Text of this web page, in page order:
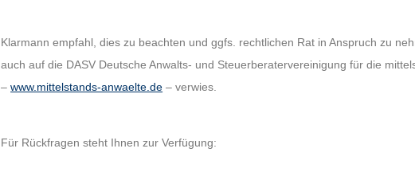
Klarmann empfahl, dies zu beachten und ggfs. rechtlichen Rat in Anspruch zu
auch auf die DASV Deutsche Anwalts- und Steuerberatervereinigung für die
–www.mittelstands-anwaelte.de – verwies.
Für Rückfragen steht Ihnen zur Verfügung: